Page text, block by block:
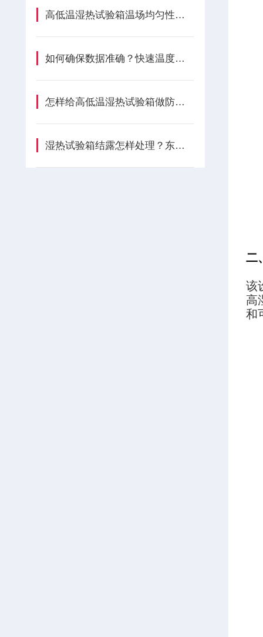
高低温湿热试验箱温场均匀性变差？如何解决无报错隐性损耗成因
如何确保数据准确？快速温度变化湿热试验箱的计量校准周期与方法
怎样给高低温湿热试验箱做防锈处理呢？
湿热试验箱结露怎样处理？东莞皓天实操指南
二
该
高
和